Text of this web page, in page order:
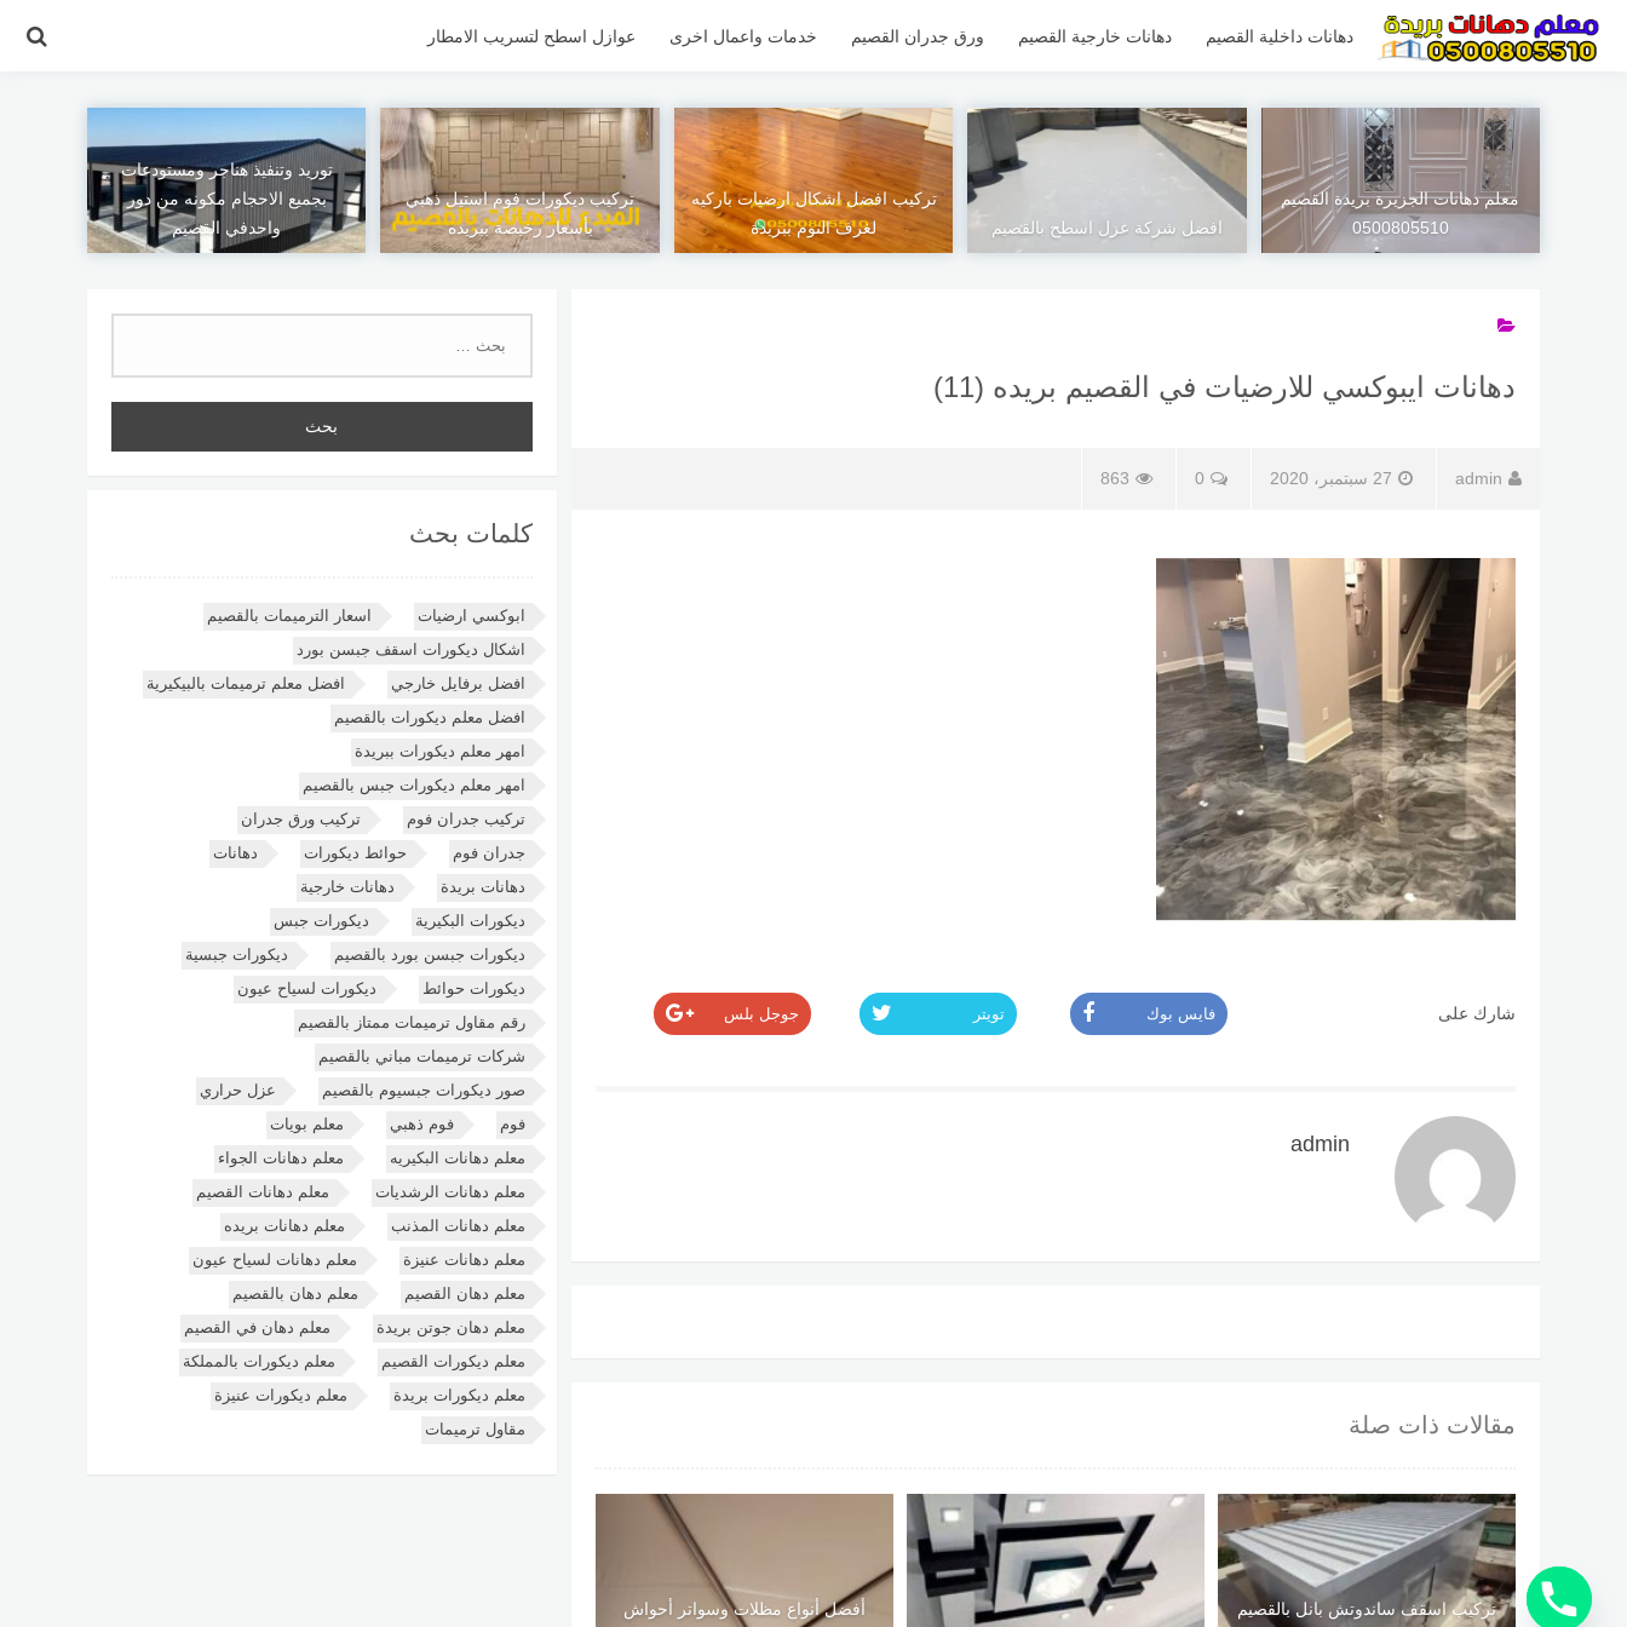
المحتوى
دهانات داخلية القصيم دهانات خارجية القصيم ورق جدران القصيم خدمات واعمال اخرى عوازل اسطح لتسريب الامطار
معلم دهانات الجزيرة بريدة القصيم
0500805510
افضل شركة عزل اسطح بالقصيم
تركيب افضل اشكال ارضيات باركيه
لغرف النوم ببريدة
تركيب ديكورات فوم استيل ذهبي
بأسعار رخيصة ببريده
توريد وتنفيذ هناجر ومستودعات
بجميع الاحجام مكونه من دور
واحدفي القصيم
دهانات ايبوكسي للارضيات في القصيم بريده (11)
admin 27 سبتمبر، 2020 0
863
شارك على فايس بوك تويتر جوجل بلس
admin
مقالات ذات صلة
تركيب اسقف ساندوتش بانل بالقصيم أفضل أنواع مظلات وسواتر أحواش
كلمات بحث
ابوكسي ارضيات
اسعار الترميمات بالقصيم
اشكال ديكورات اسقف جبسن بورد
افضل برفايل خارجي
افضل معلم ترميمات بالبيكيرية
افضل معلم ديكورات بالقصيم
امهر معلم ديكورات ببريدة
امهر معلم ديكورات جبس بالقصيم
تركيب جدران فوم
تركيب ورق جدران
جدران فوم
حوائط ديكورات
دهانات
دهانات بريدة
دهانات خارجية
ديكورات البكيرية
ديكورات جبس
ديكورات جبسن بورد بالقصيم
ديكورات جبسية
ديكورات حوائط
ديكورات لسياح عيون
رقم مقاول ترميمات ممتاز بالقصيم
شركات ترميمات مباني بالقصيم
صور ديكورات جبسيوم بالقصيم
عزل حراري
فوم
فوم ذهبي
معلم بويات
معلم دهانات البكيريه
معلم دهانات الجواء
معلم دهانات الرشديات
معلم دهانات القصيم
معلم دهانات المذنب
معلم دهانات بريده
معلم دهانات عنيزة
معلم دهانات لسياح عيون
معلم دهان القصيم
معلم دهان بالقصيم
معلم دهان جوتن بريدة
معلم دهان في القصيم
معلم ديكورات القصيم
معلم ديكورات بالمملكة
معلم ديكورات بريدة
معلم ديكورات عنيزة
مقاول ترميمات